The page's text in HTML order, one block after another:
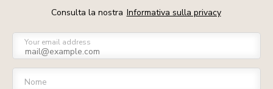
Consulta la nostra Informativa sulla privacy
Your email address
Nome